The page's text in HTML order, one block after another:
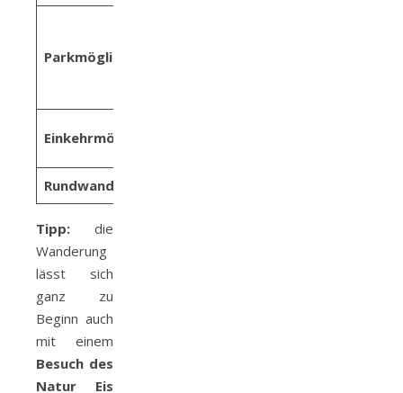
Parkmöglichkeiten:
Einkehrmöglichkeiten:
Rundwanderweg:
Tipp: die
Wanderung
lässt sich
ganz zu
Beginn auch
mit einem
Besuch des
Natur Eis